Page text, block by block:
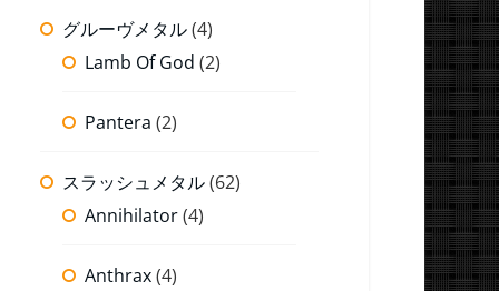
グルーヴメタル(4)
Lamb Of God (2)
Pantera (2)
スラッシュメタル(62)
Annihilator(4)
Anthrax(4)